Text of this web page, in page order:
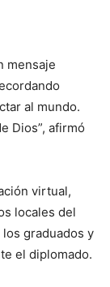
mensaje
al mundo.
Dios”, afirmó
virtual,
locales del
graduados y
el diplomado.